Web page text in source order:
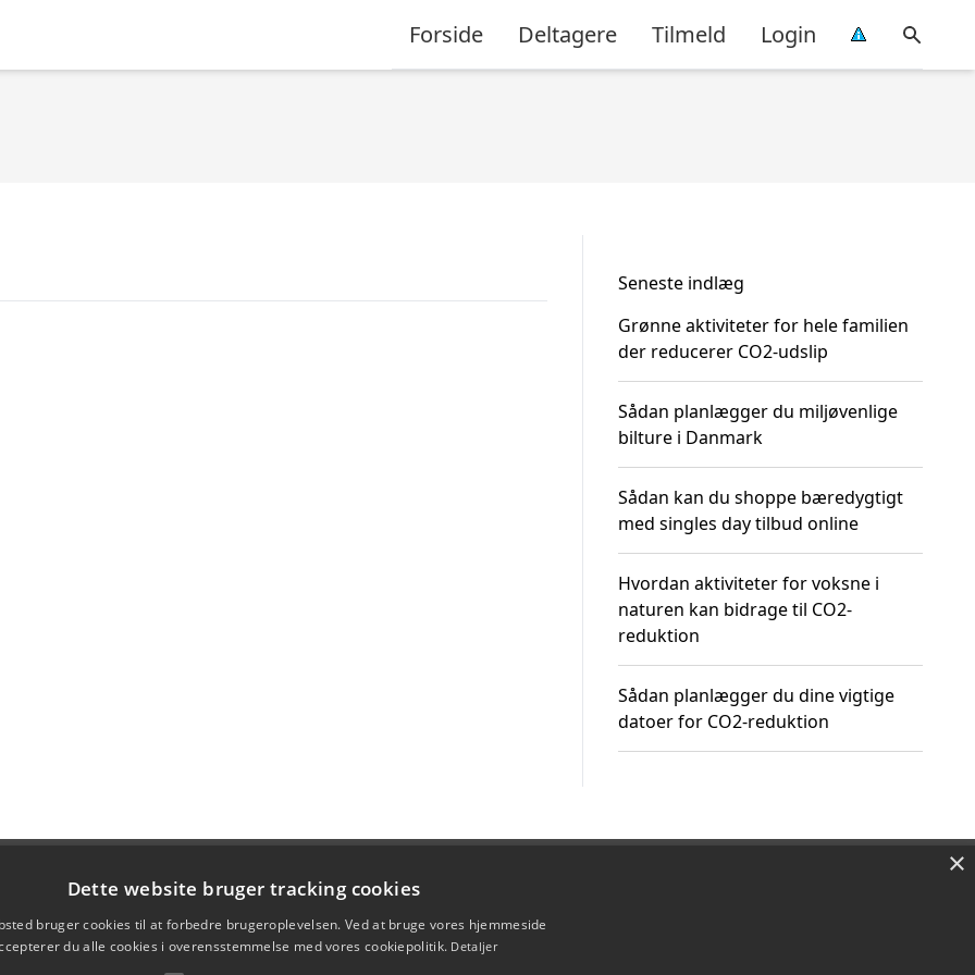
Forside Deltagere Tilmeld Login
Seneste indlæg
Grønne aktiviteter for hele familien
der reducerer CO2-udslip
Sådan planlægger du miljøvenlige
bilture i Danmark
Sådan kan du shoppe bæredygtigt
med singles day tilbud online
Hvordan aktiviteter for voksne i
naturen kan bidrage til CO2-
reduktion
Sådan planlægger du dine vigtige
datoer for CO2-reduktion
×
Dette website bruger tracking cookies
bruger cookies til at forbedre brugeroplevelsen. Ved at bruge vores hjemmeside
du alle cookies i overensstemmelse med vores cookiepolitik. Detaljer